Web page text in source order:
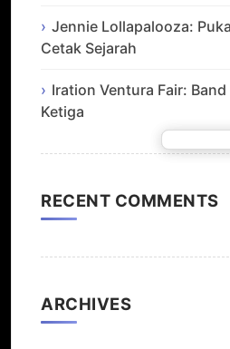
Jennie Lollapalooza:
Cetak Sejarah
Iration Ventura Fair:
Ketiga
RECENT COMMENTS
ARCHIVES